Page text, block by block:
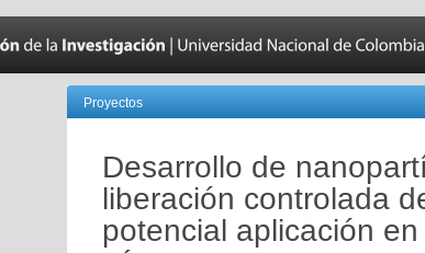
Proyectos
Desarrollo de
liberación controlada
potencial aplicación